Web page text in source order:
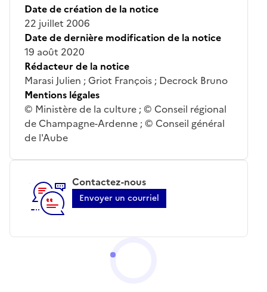
Date de création de la notice
22 juillet 2006
Date de dernière modification de la notice
19 août 2020
Rédacteur de la notice
Marasi Julien ; Griot François ; Decrock Bruno
Mentions légales
© Ministère de la culture ; © Conseil régional
de Champagne-Ardenne ; © Conseil général
de l'Aube
Contactez-nous
Envoyer un courriel